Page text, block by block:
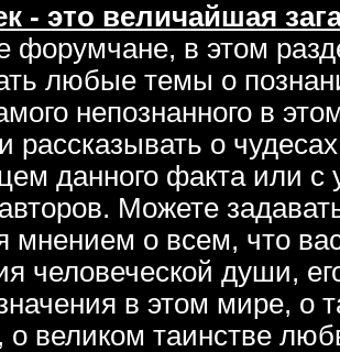
- это величайшая
форумчане, в этом
любые темы о
непознанного в
рассказывать о
данного факта или с
Можете
мнением о всем, что
человеческой души,
в этом мире, о
о великом таинстве